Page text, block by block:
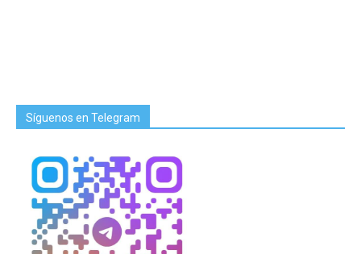
Síguenos en Telegram